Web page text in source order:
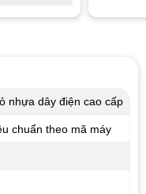
nhựa dây điện cao cấp
chuẩn theo mã máy